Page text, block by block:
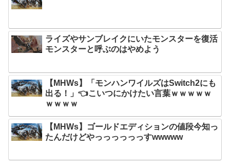
ライズやサンブレイクにいたモンスターを復活
モンスターと呼ぶのはやめよう
【MHWs】「モンハンワイルズはSwitch2にも
出る！」👈こいつにかけたい言葉ｗｗｗｗｗ
ｗｗｗｗ
【MHWs】ゴールドエディションの値段今知っ
たんだけどやっっっっっっすwwwww